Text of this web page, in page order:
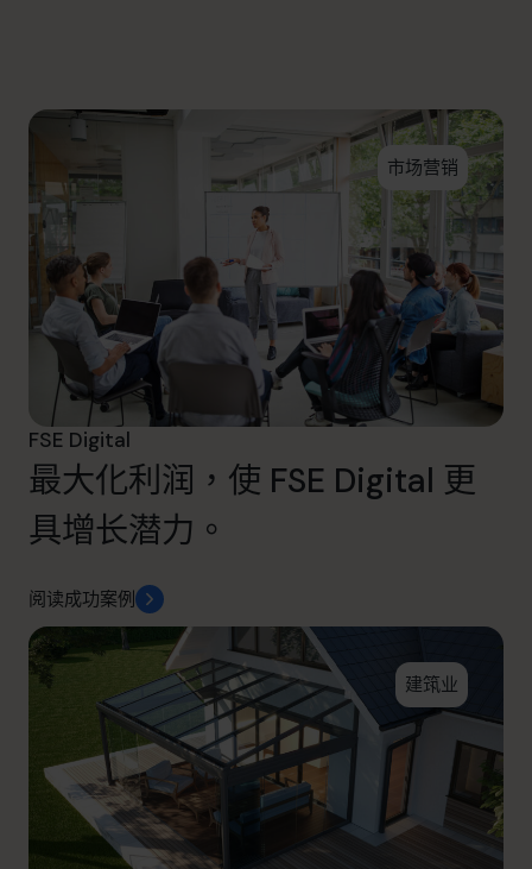
市场营销
FSE Digital
最大化利润，使 FSE Digital 更
具增长潜力。
阅读成功案例
建筑业